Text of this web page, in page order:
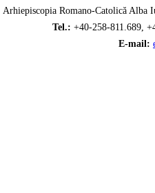
Arhiepiscopia Romano-Catolică
Tel.: +40-258-811.689,
E-mail: